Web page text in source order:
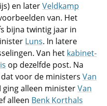
en laterVeldkamp
van. Het
bijna twintig jaar in
Luns. In latere
Van het kabinet-
op dezelfde post. Na
voor de ministers Van
ging alleen ministerVan
alleen Benk Korthals